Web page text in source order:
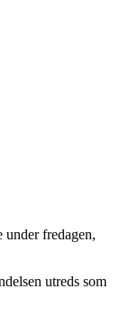
under fredagen,
utreds som